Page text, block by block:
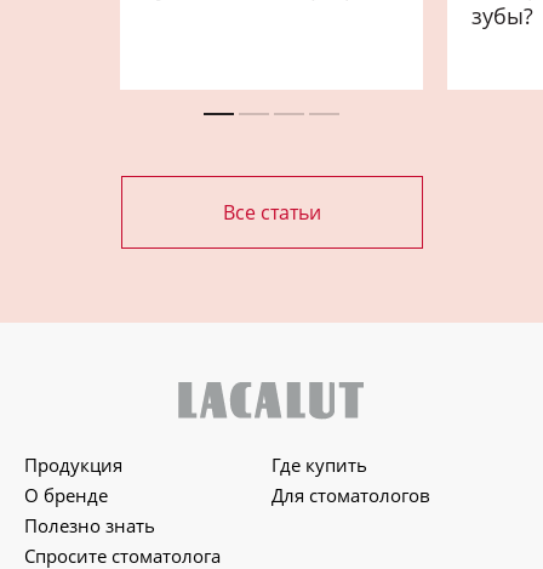
зубы?
Все статьи
Продукция
О бренде
Полезно знать
Спросите стоматолога
Где купить
Для стоматологов